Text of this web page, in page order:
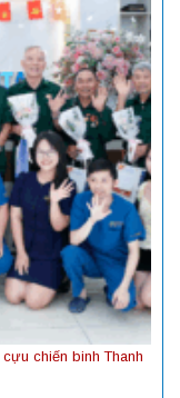
chiến binh Thanh